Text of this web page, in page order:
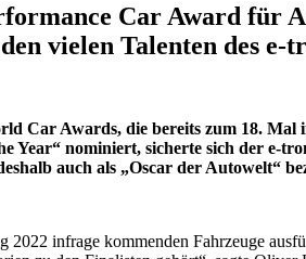
Car Award für
vielen Talenten des
Car Awards, die bereits zum 18.
Year“ nominiert, sicherte sich der e-
auch als „Oscar der Autowelt“
infrage kommenden Fahrzeuge